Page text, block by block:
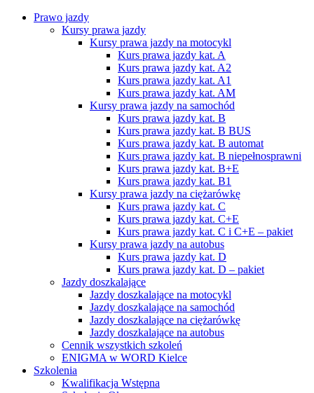
Prawo jazdy
Kursy prawa jazdy
Kursy prawa jazdy na motocykl
Kurs prawa jazdy kat. A
Kurs prawa jazdy kat. A2
Kurs prawa jazdy kat. A1
Kurs prawa jazdy kat. AM
Kursy prawa jazdy na samochód
Kurs prawa jazdy kat. B
Kurs prawa jazdy kat. B BUS
Kurs prawa jazdy kat. B automat
Kurs prawa jazdy kat. B niepełnosprawni
Kurs prawa jazdy kat. B+E
Kurs prawa jazdy kat. B1
Kursy prawa jazdy na ciężarówkę
Kurs prawa jazdy kat. C
Kurs prawa jazdy kat. C+E
Kurs prawa jazdy kat. C i C+E – pakiet
Kursy prawa jazdy na autobus
Kurs prawa jazdy kat. D
Kurs prawa jazdy kat. D – pakiet
Jazdy doszkalające
Jazdy doszkalające na motocykl
Jazdy doszkalające na samochód
Jazdy doszkalające na ciężarówkę
Jazdy doszkalające na autobus
Cennik wszystkich szkoleń
ENIGMA w WORD Kielce
Szkolenia
Kwalifikacja Wstępna